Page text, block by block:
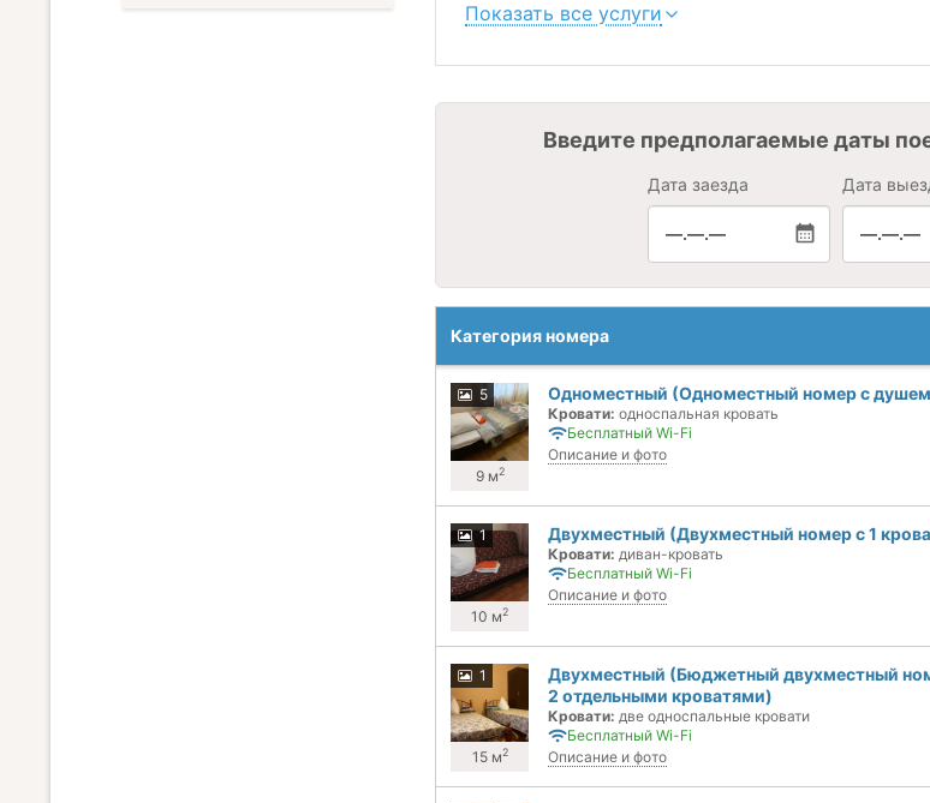
Показать все услуги
Введите предполагаемые даты
Дата заезда
—.—.—
Дата
—.—.—
Категория номера
5
9 м2
Одноместный (Одноместный номер с
Кровати: односпальная кровать
Бесплатный Wi-Fi
Описание и фото
1
10 м2
Двухместный (Двухместный номер с 1
Кровати: диван-кровать
Бесплатный Wi-Fi
Описание и фото
1
15 м2
Двухместный (Бюджетный двухместный
2 отдельными кроватями)
Кровати: две односпальные кровати
Бесплатный Wi-Fi
Описание и фото